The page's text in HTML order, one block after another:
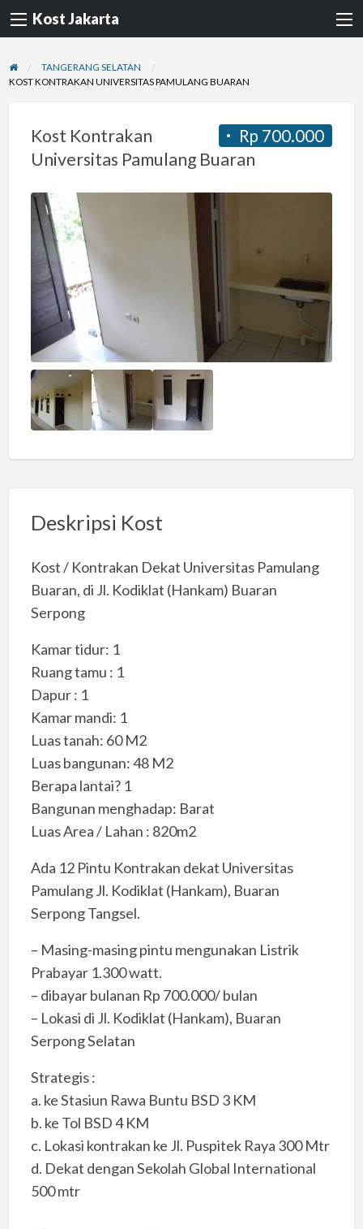
Kost Jakarta
TANGERANG SELATAN
KOST KONTRAKAN UNIVERSITAS PAMULANG BUARAN
Rp 700.000
Kost Kontrakan
Universitas Pamulang Buaran
Deskripsi Kost
Kost / Kontrakan Dekat Universitas Pamulang
Buaran, di Jl. Kodiklat (Hankam) Buaran
Serpong
Kamar tidur: 1
Ruang tamu : 1
Dapur : 1
Kamar mandi: 1
Luas tanah: 60 M2
Luas bangunan: 48 M2
Berapa lantai? 1
Bangunan menghadap: Barat
Luas Area / Lahan : 820m2
Ada 12 Pintu Kontrakan dekat Universitas
Pamulang Jl. Kodiklat (Hankam), Buaran
Serpong Tangsel.
– Masing-masing pintu mengunakan Listrik
Prabayar 1.300 watt.
– dibayar bulanan Rp 700.000/ bulan
– Lokasi di Jl. Kodiklat (Hankam), Buaran
Serpong Selatan
Strategis :
a. ke Stasiun Rawa Buntu BSD 3 KM
b. ke Tol BSD 4 KM
c. Lokasi kontrakan ke Jl. Puspitek Raya 300 Mtr
d. Dekat dengan Sekolah Global International
500 mtr